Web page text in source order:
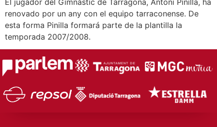
renovado por un any con el equipo tarraconense. De
esta forma Pinilla formará parte de la plantilla la
temporada 2007/2008.